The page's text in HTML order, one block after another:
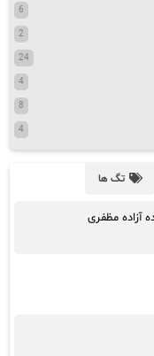
6
2
24
4
8
4
تگ ها
آزاده مظفری